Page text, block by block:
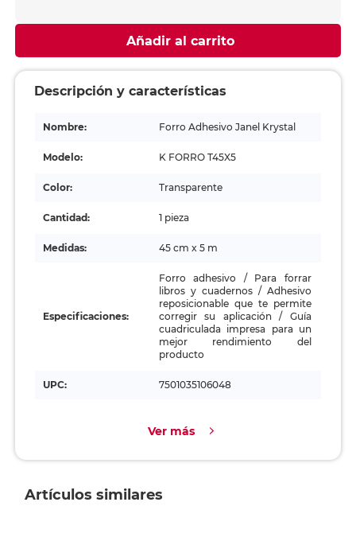
Añadir al carrito
Descripción y características
Nombre: Forro Adhesivo Janel Krystal
Modelo: K FORRO T45X5
Color: Transparente
Cantidad: 1 pieza
Medidas: 45 cm x 5 m
Especificaciones:
Forro adhesivo / Para forrar
libros y cuadernos / Adhesivo
reposicionable que te permite
corregir su aplicación / Guía
cuadriculada impresa para un
mejor rendimiento del
producto
UPC: 7501035106048
Ver más
Artículos similares